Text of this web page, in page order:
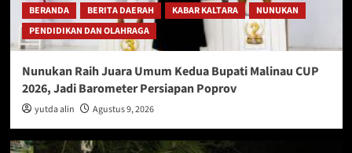
BERANDA BERITA DAERAH KABAR KALTARA
NUNUKAN
PENDIDIKAN DAN OLAHRAGA
Nunukan Raih Juara Umum Kedua Bupati Malinau CUP
2026, Jadi Barometer Persiapan Poprov
yutda alin Agustus 9, 2026